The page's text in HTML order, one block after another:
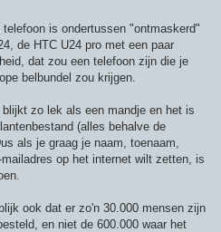
is ondertussen "ontmaskerd"
de HTC U24 pro met een paar
dat zou een telefoon zijn die je
belbundel zou krijgen.
zo lek als een mandje en het is
(alles behalve de
als je graag je naam, toenaam,
op het internet wilt zetten, is
ook dat er zo'n 30.000 mensen zijn
en niet de 600.000 waar het